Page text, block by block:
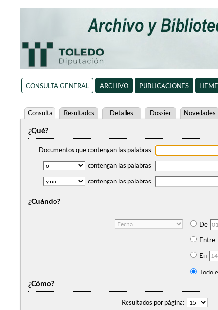
CONSULTA GENERAL ARCHIVO PUBLICACIONES
Consulta Resultados Detalles Dossier Novedades
¿Qué?
Documentos que contengan las palabras
contengan las palabras
contengan las palabras
¿Cuándo?
De
Entre
En
Todo
¿Cómo?
Resultados por página: